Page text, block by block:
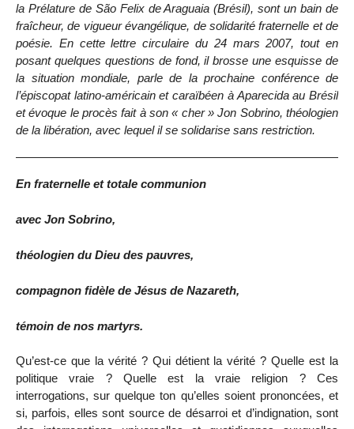
la Prélature de São Felix de Araguaia (Brésil), sont un bain de
fraîcheur, de vigueur évangélique, de solidarité fraternelle et de
poésie. En cette lettre circulaire du 24 mars 2007, tout en
posant quelques questions de fond, il brosse une esquisse de
la situation mondiale, parle de la prochaine conférence de
l’épiscopat latino-américain et caraïbéen à Aparecida au Brésil
et évoque le procès fait à son « cher » Jon Sobrino, théologien
de la libération, avec lequel il se solidarise sans restriction.
En fraternelle et totale communion
avec Jon Sobrino,
théologien du Dieu des pauvres,
compagnon fidèle de Jésus de Nazareth,
témoin de nos martyrs.
Qu’est-ce que la vérité ? Qui détient la vérité ? Quelle est la
politique vraie ? Quelle est la vraie religion ? Ces
interrogations, sur quelque ton qu’elles soient prononcées, et
si, parfois, elles sont source de désarroi et d’indignation, sont